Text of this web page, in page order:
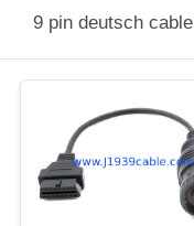
ΠΡΟΪΌΝΤΑ
ΠΕΡΊΠΟΥ
ΕΜΕΊΣ
9 pin deutsch cable